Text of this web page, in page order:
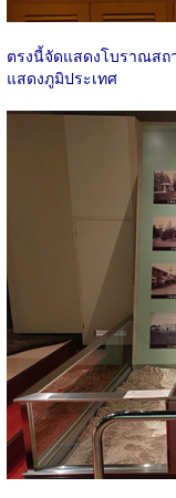
ตรงนี้จัดแสดงโบราณส
แสดงภูมิประเทศ